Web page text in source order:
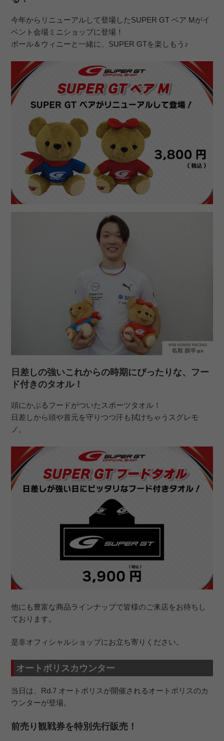
今年からリニューアルして登場したSUPER GT ベア Mがイ
ベント会場ミニショップに登場！
ポール＆ウィニーと一緒に、SUPER GTを楽しもう♪
日差しの強いこれからの時期にぴったりな、フー
ド付きのタオル！
頭にかぶるフードがついたスポーツタオル！
日差しから頭や首元を守りつつ汗も拭けちゃうスグレモ
ノ。
他にも豊富な商品ラインナップで皆様のご来店をお待ちし
ております。
是非オフィシャルショップにお立ち寄りください。
オートポリスカウンター
当日は、Rd.7 オートポリスが開催されるオートポリスのカ
ウンターが登場。
前売り観戦券を特別先行販売！